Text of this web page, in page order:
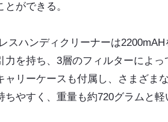
ができる。
スハンディクリーナーは
力を持ち、3層のフィルターによ
ャリーケースも付属し、さまざま
ちやすく、重量も約720グラムと